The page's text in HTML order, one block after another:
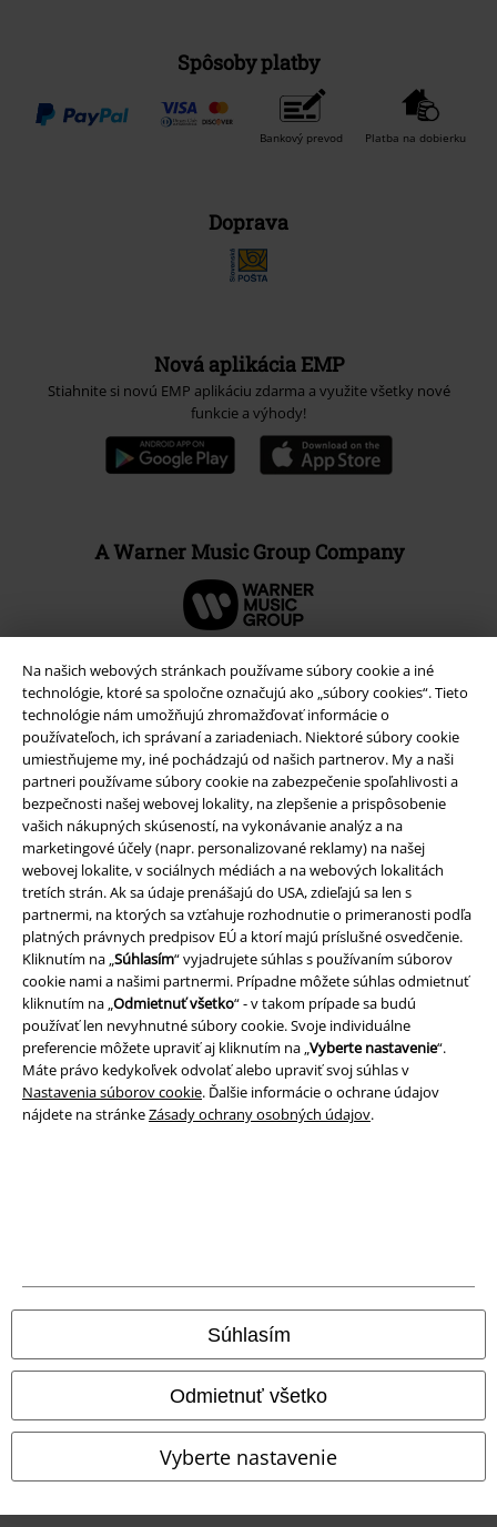
Na našich webových stránkach používame súbory cookie a iné
technológie, ktoré sa spoločne označujú ako „súbory cookies“. Tieto
technológie nám umožňujú zhromažďovať informácie o
používateľoch, ich správaní a zariadeniach. Niektoré súbory cookie
umiestňujeme my, iné pochádzajú od našich partnerov. My a naši
partneri používame súbory cookie na zabezpečenie spoľahlivosti a
bezpečnosti našej webovej lokality, na zlepšenie a prispôsobenie
vašich nákupných skúseností, na vykonávanie analýz a na
marketingové účely (napr. personalizované reklamy) na našej
webovej lokalite, v sociálnych médiách a na webových lokalitách
tretích strán. Ak sa údaje prenášajú do USA, zdieľajú sa len s
partnermi, na ktorých sa vzťahuje rozhodnutie o primeranosti podľa
platných právnych predpisov EÚ a ktorí majú príslušné osvedčenie.
Kliknutím na „Súhlasím“ vyjadrujete súhlas s používaním súborov
cookie nami a našimi partnermi. Prípadne môžete súhlas odmietnuť
kliknutím na „Odmietnuť všetko“ - v takom prípade sa budú
používať len nevyhnutné súbory cookie. Svoje individuálne
preferencie môžete upraviť aj kliknutím na „Vyberte nastavenie“.
Máte právo kedykoľvek odvolať alebo upraviť svoj súhlas v
Nastavenia súborov cookie. Ďalšie informácie o ochrane údajov
nájdete na stránkeZásady ochrany osobných údajov.
Súhlasím
Odmietnuť všetko
Vyberte nastavenie
Spôsoby platby
Bankový prevod Platba na dobierku
Doprava
Nová aplikácia EMP
Stiahnite si novú EMP aplikáciu zdarma a využite všetky nové
funkcie a výhody!
A Warner Music Group Company
Právne informácie
Podmienky
Imprint
Ochrana osobných údajov
Likvidácia odpadu a ochrana životného prostredia
Vyhlásenie o zhode
Všetky ceny sú vrátane DPH, bez poštovného abalného
© 1986-2026 EMP Merchandising
Naše online obchody